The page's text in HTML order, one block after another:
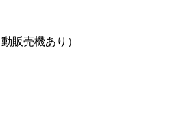
販売機あり）